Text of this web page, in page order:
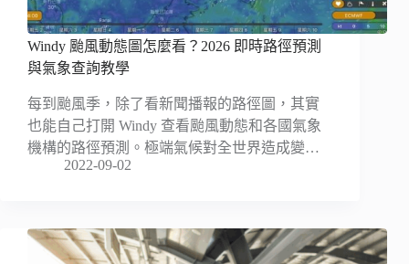
Windy 颱風動態圖怎麼看？2026 即時路徑預測
與氣象查詢教學
每到颱風季，除了看新聞播報的路徑圖，其實
也能自己打開 Windy 查看颱風動態和各國氣象
機構的路徑預測。極端氣候對全世界造成變…
2022-09-02